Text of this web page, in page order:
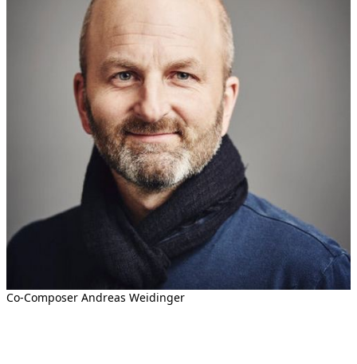
Co-Composer Andreas Weidinger